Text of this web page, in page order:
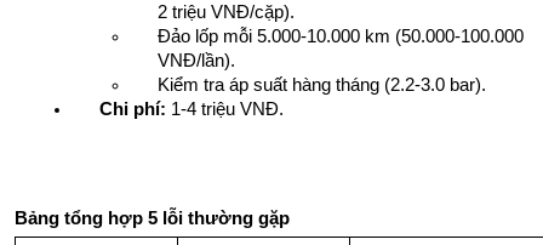
2 triệu VNĐ/cặp).
Đảo lốp mỗi 5.000-10.000 km (50.000-100.000
VNĐ/lần).
Kiểm tra áp suất hàng tháng (2.2-3.0 bar).
Chi phí: 1-4 triệu VNĐ.
Bảng tổng hợp 5 lỗi thường gặp